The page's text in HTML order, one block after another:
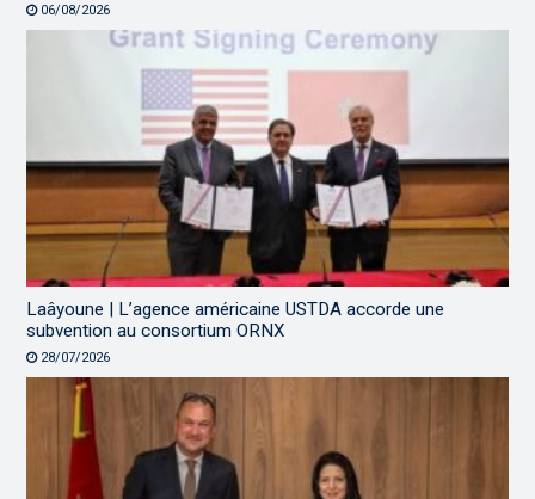
06/08/2026
Laâyoune | L’agence américaine USTDA accorde une
subvention au consortium ORNX
28/07/2026